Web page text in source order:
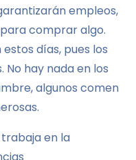
empleos,
comprar algo.
días, pues los
hay nada en los
algunos comen
en la